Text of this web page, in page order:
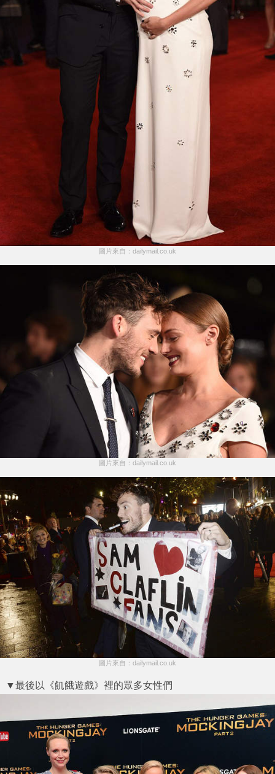
圖片來自：dailymail.co.uk
圖片來自：dailymail.co.uk
圖片來自：dailymail.co.uk
▼最後以《飢餓遊戲》裡的眾多女性們